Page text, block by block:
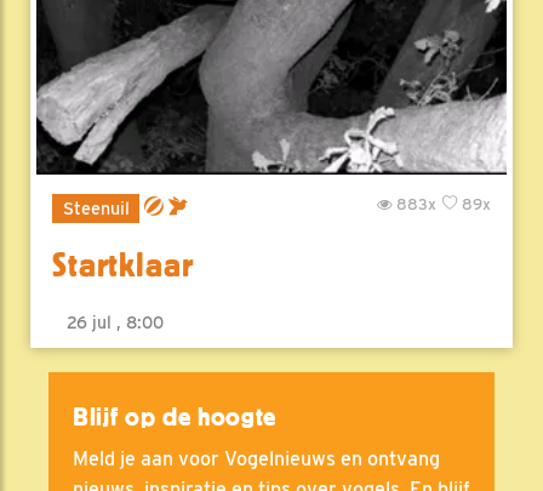
Steenuil 89x
883x
Startklaar
26 jul , 8:00
Blijf op de hoogte
Meld je aan voor Vogelnieuws en ontvang